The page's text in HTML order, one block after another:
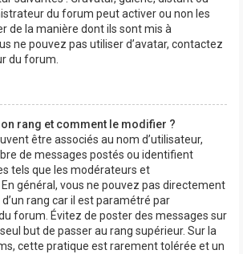
du forum peut activer ou non les
de la manière dont ils sont mis à
ne pouvez pas utiliser d’avatar, contactez
du forum.
rang et comment le modifier ?
être associés au nom d’utilisateur,
de messages postés ou identifient
tels que les modérateurs et
général, vous ne pouvez pas directement
rang car il est paramétré par
forum. Évitez de poster des messages sur
but de passer au rang supérieur. Sur la
cette pratique est rarement tolérée et un